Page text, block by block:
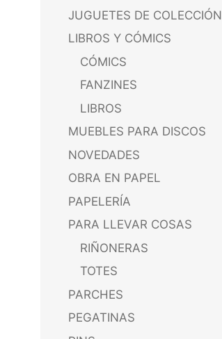
JUGUETES DE COLECCIÓN
LIBROS Y CÓMICS
CÓMICS
FANZINES
LIBROS
MUEBLES PARA DISCOS
NOVEDADES
OBRA EN PAPEL
PAPELERÍA
PARA LLEVAR COSAS
RIÑONERAS
TOTES
PARCHES
PEGATINAS